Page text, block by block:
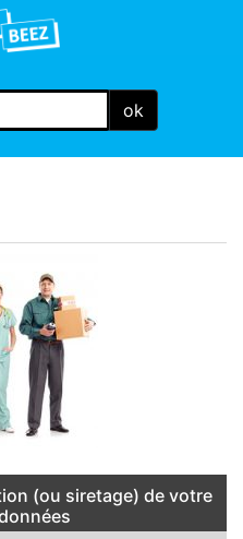
ok
(ou siretage) de votre